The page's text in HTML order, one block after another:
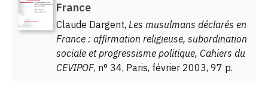
France
Claude Dargent, Les musulmans déclarés en
France : affirmation religieuse, subordination
sociale et progressisme politique, Cahiers du
CEVIPOF, n° 34, Paris, février 2003, 97 p.